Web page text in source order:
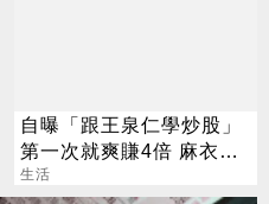
自曝「跟王泉仁學炒股」
第一次就爽賺4倍 麻衣：
感謝指導
生活